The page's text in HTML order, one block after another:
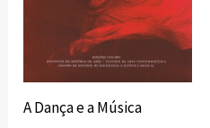
A Dança e a Música